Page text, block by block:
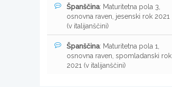
Španščina: Maturitetna pola 3,
osnovna raven, jesenski rok 2021
(v italijanščini)
Španščina: Maturitetna pola 1,
osnovna raven, spomladanski rok
2021 (v italijanščini)